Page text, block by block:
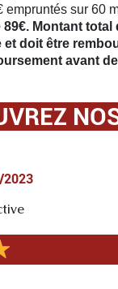
empruntés sur 60
Montant total
doit être
avant